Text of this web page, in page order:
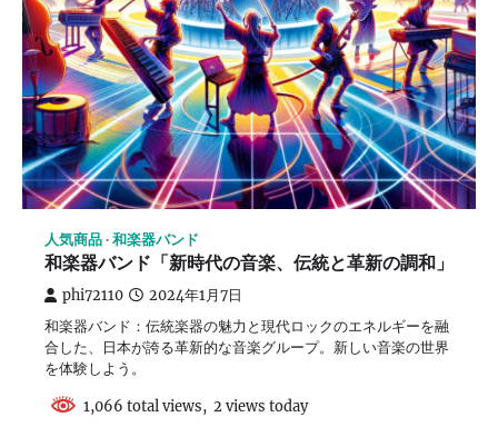
人気商品 和楽器バンド
和楽器バンド「新時代の音楽、伝統と革新の調和」
phi72110 2024年1月7日
和楽器バンド：伝統楽器の魅力と現代ロックのエネルギーを融
合した、日本が誇る革新的な音楽グループ。新しい音楽の世界
を体験しよう。
1,066 total views, 2 views today